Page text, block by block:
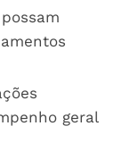
geral